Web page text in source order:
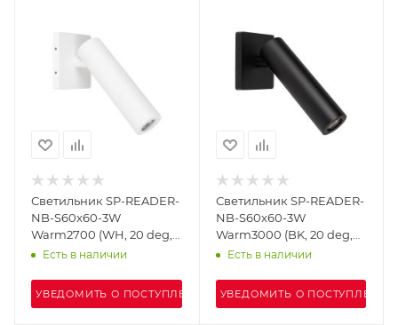
Светильник SP-READER-
NB-S60x60-3W
Warm2700 (WH, 20 deg,
230V) (Arlight, IP20
Есть в наличии
УВЕДОМИТЬ О ПОСТУПЛЕНИИ
Светильник SP-READER-
NB-S60x60-3W
Warm3000 (BK, 20 deg,
230V) (Arlight, IP20
Есть в наличии
УВЕДОМИТЬ О ПОСТУПЛЕНИИ